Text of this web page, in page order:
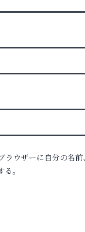
ラウザーに自分の名前
。